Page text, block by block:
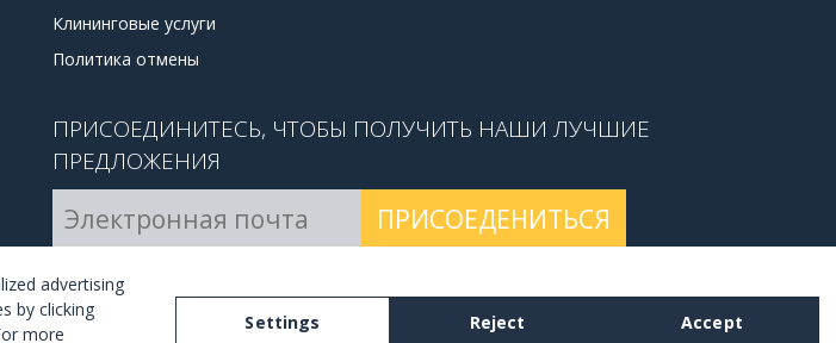
Клининговые услуги
Политика отмены
ПРИСОЕДИНИТЕСЬ, ЧТОБЫ ПОЛУЧИТЬ НАШИ ЛУЧШИЕ
ПРЕДЛОЖЕНИЯ
ПРИСОЕДЕНИТЬСЯ
advertising
by clicking
more
Settings Reject Accept